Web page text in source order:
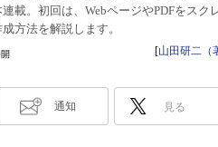
載。初回は、WebページやPDFをス
方法を解説します。
[山田研二（
通知 見る